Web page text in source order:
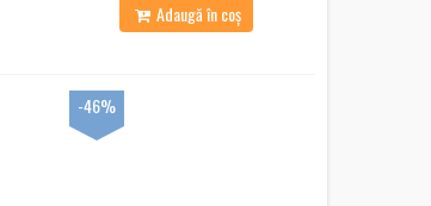
Adaugă în coș
-46%